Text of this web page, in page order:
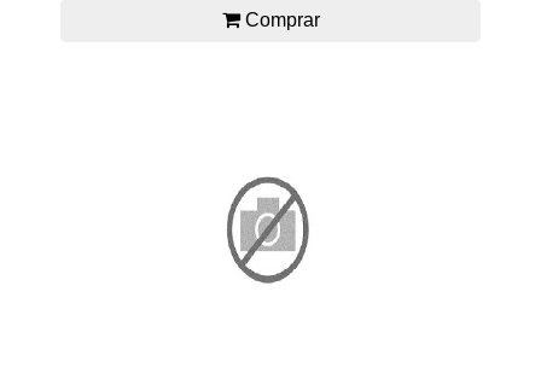
Comprar